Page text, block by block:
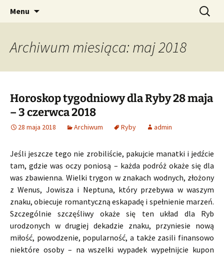
CzaroMarowy horoskop
dzienny, miesięczny i
tygodniowy
Profesjonalne przepowiednie astrologiczne
Menu Szukaj:
Archiwum miesiąca: maj 2018
Horoskop tygodniowy dla Ryby 28 maja
– 3 czerwca 2018
28 maja 2018 Archiwum Ryby admin
Jeśli jeszcze tego nie zrobiliście, pakujcie manatki i jedźcie
tam, gdzie was oczy poniosą – każda podróż okaże się dla
was zbawienna. Wielki trygon w znakach wodnych, złożony
z Wenus, Jowisza i Neptuna, który przebywa w waszym
znaku, obiecuje romantyczną eskapadę i spełnienie marzeń.
Szczególnie szczęśliwy okaże się ten układ dla Ryb
urodzonych w drugiej dekadzie znaku, przyniesie nową
miłość, powodzenie, popularność, a także zasili finansowo
niektóre osoby – na wszelki wypadek wypełnijcie kupon